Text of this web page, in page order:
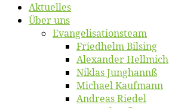
Ak­tu­el­les
Über uns
Evangelisa­tions­team
Fried­helm Bilsing
Alex­an­der Hellmich
Ni­klas Junghannß
Mi­cha­el Kaufmann
An­dre­as Riedel